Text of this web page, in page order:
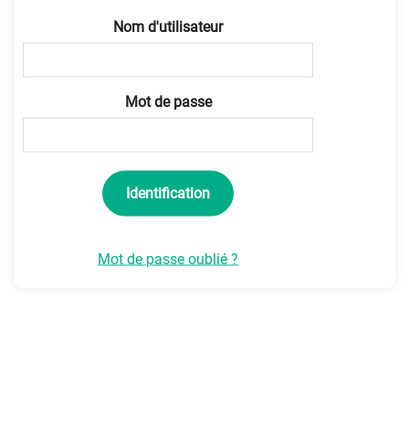
Nom d'utilisateur
Mot de passe
Mot de passe oublié ?